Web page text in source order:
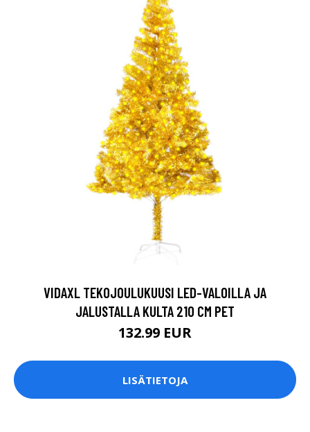
VIDAXL TEKOJOULUKUUSI LED-VALOILLA JA
JALUSTALLA KULTA 210 CM PET
132.99 EUR
LISÄTIETOJA